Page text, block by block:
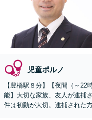
児童ポルノ
【豊橋駅８分】【夜間（～
能】大切な家族、友人が逮捕
件は初動が大切。逮捕された